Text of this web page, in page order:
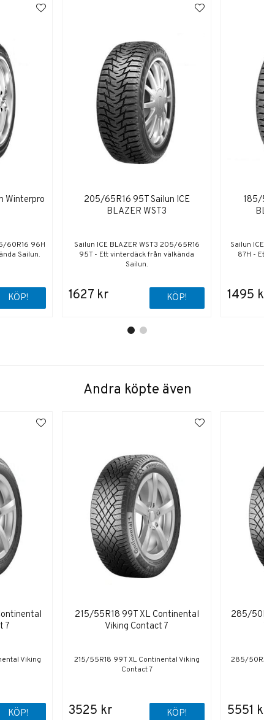
Winterpro
60R16 96H
Sailun.
KÖP!
205/65R16 95T Sailun ICE
BLAZER WST3
Sailun ICE BLAZER WST3 205/65R16
95T - Ett vinterdäck från välkända
Sailun.
1627 kr KÖP!
185/
Sailun
87H -
1495
Andra köpte även
7
Viking
KÖP!
215/55R18 99T XL Continental
Viking Contact 7
215/55R18 99T XL Continental Viking
Contact 7
3525 kr KÖP!
285/
285/
5551